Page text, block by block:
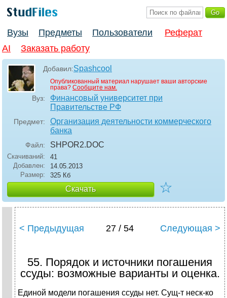
Вузы Предметы Пользователи
Реферат
AI
Заказать работу
Добавил:Spashcool
Опубликованный материал нарушает ваши авторские
права? Сообщите нам.
Вуз:
Финансовый университет при
Правительстве РФ
Предмет:
Организация деятельности коммерческого
банка
Файл: SHPOR2.DOC
Скачиваний:
41
Добавлен:
14.05.2013
Размер:
325 Кб
Скачать ☆
< Предыдущая 27 / 54 Следующая >
55. Порядок и источники погашения
ссуды: возможные варианты и оценка.
Единой модели погашения ссуды нет. Сущ-т неск-ко